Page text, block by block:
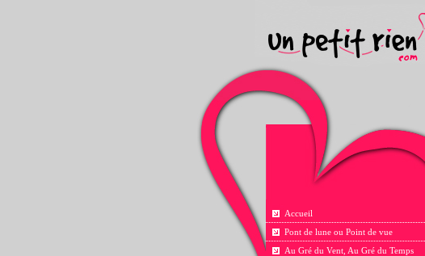
Accueil
Pont de lune ou Point de vue
Au Gré du Vent, Au Gré du Temps